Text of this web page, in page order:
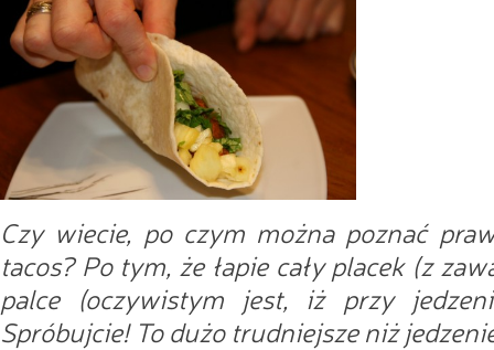
Czy wiecie, po czym można poznać
tacos? Po tym, że łapie cały placek (z
palce (oczywistym jest, iż przy
Spróbujcie! To dużo trudniejsze niż